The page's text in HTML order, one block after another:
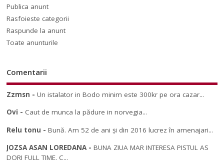
Publica anunt
Rasfoieste categorii
Raspunde la anunt
Toate anunturile
Comentarii
Zzmsn -Un istalator in Bodo minim este 300kr pe ora cazar...
Ovi - Caut de munca la pădure in norvegia...
Relu tonu -Bună. Am 52 de ani și din 2016 lucrez în amenajari...
JOZSA ASAN LOREDANA-BUNA ZIUA MAR INTERESA PISTUL AS
DORI FULL TIME. C...